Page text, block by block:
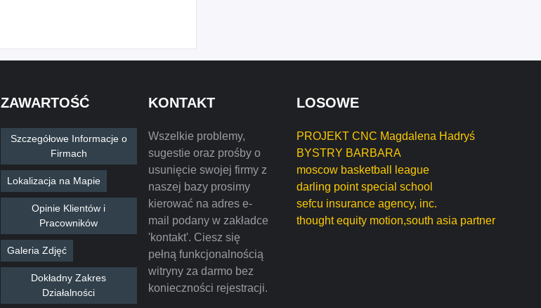
ZAWARTOŚĆ
Szczegółowe Informacje o
Firmach
Lokalizacja na Mapie
Opinie Klientów i
Pracowników
Galeria Zdjęć
Dokładny Zakres
Działalności
KONTAKT
Wszelkie problemy,
sugestie oraz prośby o
usunięcie swojej firmy z
naszej bazy prosimy
kierować na adres e-
mail podany w zakładce
'kontakt'. Ciesz się
pełną funkcjonalnością
witryny za darmo bez
konieczności rejestracji.
LOSOWE
PROJEKT CNC Magdalena Hadryś
BYSTRY BARBARA
moscow basketball league
darling point special school
sefcu insurance agency, inc.
thought equity motion,south asia partner